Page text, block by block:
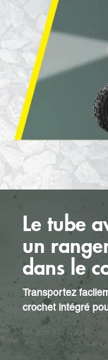
Le tube
un
dans le
Transportez
crochet intégré